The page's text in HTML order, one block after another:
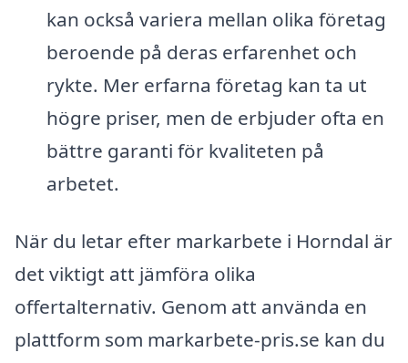
kan också variera mellan olika företag
beroende på deras erfarenhet och
rykte. Mer erfarna företag kan ta ut
högre priser, men de erbjuder ofta en
bättre garanti för kvaliteten på
arbetet.
När du letar efter markarbete i Horndal är
det viktigt att jämföra olika
offertalternativ. Genom att använda en
plattform som markarbete-pris.se kan du